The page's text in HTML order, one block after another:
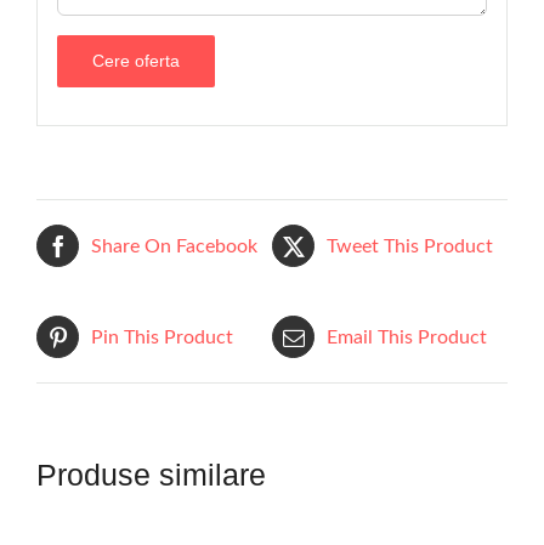
Share On Facebook Tweet This Product
Pin This Product Email This Product
Produse similare